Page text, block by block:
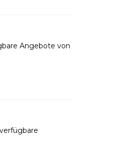
Angebote von